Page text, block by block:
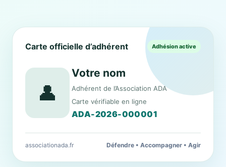
Carte officielle d’adhérent Adhésion active
👤
Votre nom
Adhérent de l’Association ADA
Carte vérifiable en ligne
ADA-2026-000001
associationada.fr Défendre • Accompagner • Agir